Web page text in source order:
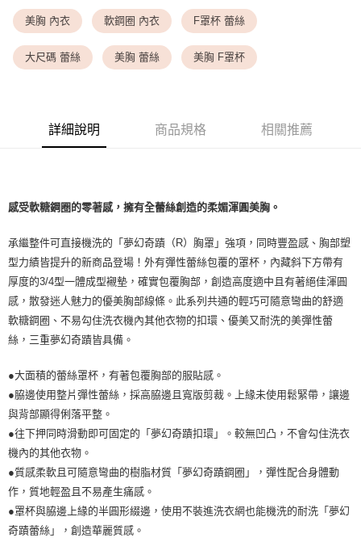
每筆NT$9,999
<無合作配送請勿選取>付款後萊爾富取貨
每筆NT$80，滿NT$1,500(含以上)免運費
黑貓宅配
離島宅配
每筆NT$200，滿NT$1,500(含以上)免運費
美胸 內衣 軟鋼圈 內衣 F罩杯 蕾絲
大尺碼 蕾絲 美胸 蕾絲 美胸 F罩杯
詳細說明 商品規格 相關推薦
感受軟糖鋼圈的零著感，擁有全蕾絲創造的柔媚渾圓美胸。
承繼整件可直接機洗的「夢幻奇蹟（R）胸罩」強項，同時豐盈感、胸部塑
型力績皆提升的新商品登場！外有彈性蕾絲包覆的罩杯，內藏斜下方帶有
厚度的3/4型一體成型襯墊，確實包覆胸部，創造高度適中且有著絕佳渾圓
感，散發迷人魅力的優美胸部線條。此系列共通的輕巧可隨意彎曲的舒適
軟糖鋼圈、不易勾住洗衣機內其他衣物的扣環、優美又耐洗的美彈性蕾
絲，三重夢幻奇蹟皆具備。
●大面積的蕾絲罩杯，有著包覆胸部的服貼感。
●脇邊使用整片彈性蕾絲，採高脇邊且寬版剪裁。上緣未使用鬆緊帶，讓邊
與背部顯得俐落平整。
●往下押同時滑動即可固定的「夢幻奇蹟扣環」。較無凹凸，不會勾住洗衣
機內的其他衣物。
●質感柔軟且可隨意彎曲的樹脂材質「夢幻奇蹟鋼圈」，彈性配合身體動
作，質地輕盈且不易產生痛感。
●罩杯與脇邊上緣的半圓形綴邊，使用不裝進洗衣網也能機洗的耐洗「夢幻
奇蹟蕾絲」，創造華麗質感。